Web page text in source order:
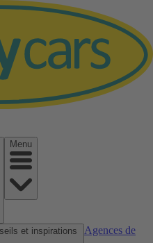
Menu
Agences de